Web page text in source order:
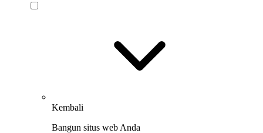
Kembali
Bangun situs web Anda